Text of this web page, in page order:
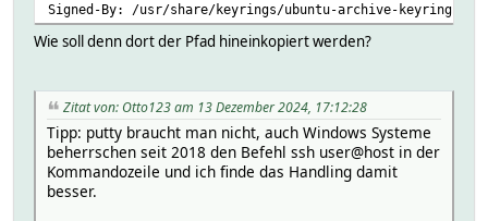
Signed-By: /usr/share/keyrings/ubuntu-archive-keyring.gpg
Wie soll denn dort der Pfad hineinkopiert werden?
Zitat von: Otto123 am 13 Dezember 2024, 17:12:28
Tipp: putty braucht man nicht, auch Windows Systeme
beherrschen seit 2018 den Befehl ssh user@host in der
Kommandozeile und ich finde das Handling damit
besser.